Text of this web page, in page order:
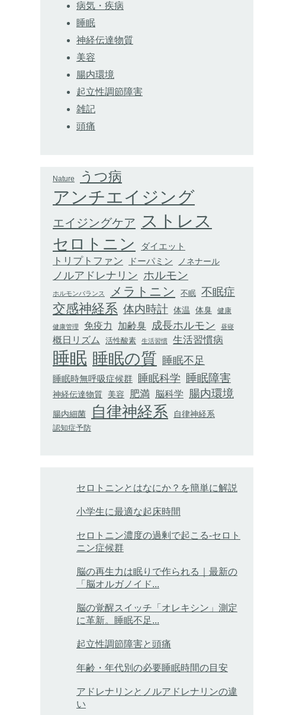
病気・疾病
睡眠
神経伝達物質
美容
腸内環境
起立性調節障害
雑記
頭痛
Nature うつ病
アンチエイジング
エイジングケア ストレス
セロトニン ダイエット
トリプトファン ドーパミン ノネナール
ノルアドレナリン ホルモン
ホルモンバランス メラトニン 不眠 不眠症
交感神経系 体内時計 体温 体臭 健康
健康管理 免疫力 加齢臭 成長ホルモン 昼寝
概日リズム 活性酸素 生活習慣 生活習慣病
睡眠 睡眠の質 睡眠不足
睡眠時無呼吸症候群 睡眠科学 睡眠障害
神経伝達物質 美容 肥満 脳科学 腸内環境
腸内細菌 自律神経系
自律神経系
認知症予防
セロトニンとはなにか？を簡単に解説
小学生に最適な起床時間
セロトニン濃度の過剰で起こる-セロト
ニン症候群
脳の再生力は眠りで作られる｜最新の
「脳オルガノイド...
脳の覚醒スイッチ「オレキシン」測定
に革新。睡眠不足...
起立性調節障害と頭痛
年齢・年代別の必要睡眠時間の目安
アドレナリンとノルアドレナリンの違
い